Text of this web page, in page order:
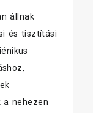
állnak
és tisztítási
a nehezen